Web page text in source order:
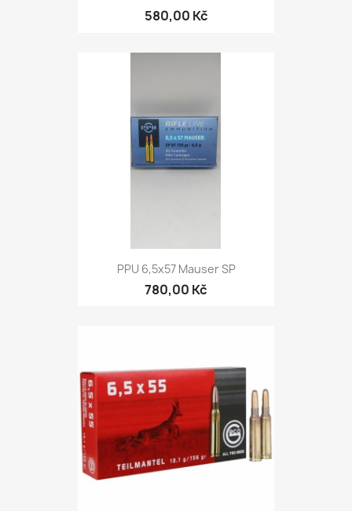
580,00 Kč
PPU 6,5x57 Mauser SP
780,00 Kč